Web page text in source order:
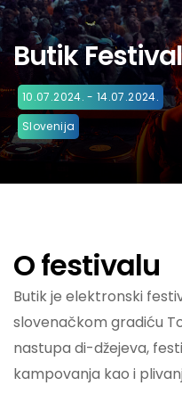
Butik Festival
10.07.2024. - 14.07.2024.
Slovenija
O festivalu
Butik je elektronski
slovenačkom gradiću
nastupa di-džejeva,
kampovanja kao i